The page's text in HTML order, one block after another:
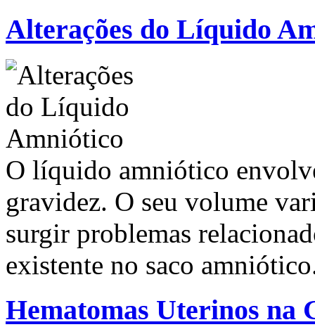
Alterações do Líquido
O líquido amniótico
gravidez. O seu volume
surgir problemas
existente no saco
Hematomas Uterinos na